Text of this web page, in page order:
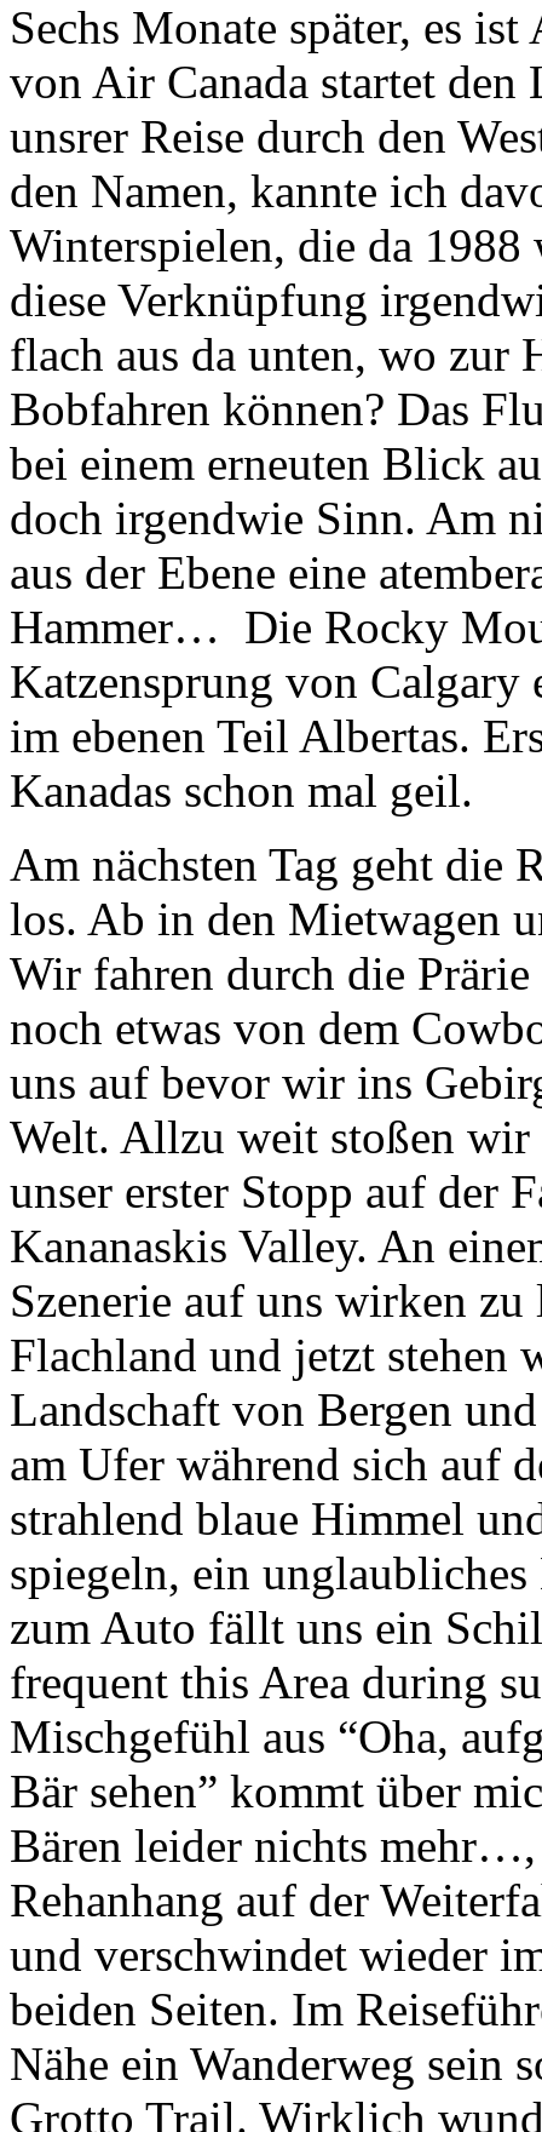
Sechs Monate später, es
von Air Canada startet
unsrer Reise durch den
den Namen, kannte ich
Winterspielen, die da
diese Verknüpfung
flach aus da unten, wo zur
Bobfahren können? Das
bei einem erneuten Blick
doch irgendwie Sinn. Am
aus der Ebene eine
Hammer… Die Rocky
Katzensprung von
im ebenen Teil Albertas.
Kanadas schon mal geil.
Am nächsten Tag geht die
los. Ab in den Mietwagen
Wir fahren durch die
noch etwas von dem
uns auf bevor wir ins
Welt. Allzu weit stoßen wir
unser erster Stopp auf der
Kananaskis Valley. An
Szenerie auf uns wirken
Flachland und jetzt stehen
Landschaft von Bergen
am Ufer während sich auf
strahlend blaue Himmel
spiegeln, ein
zum Auto fällt uns ein
frequent this Area during
Mischgefühl aus “Oha,
Bär sehen” kommt über
Bären leider nichts
Rehanhang auf der
und verschwindet wieder
beiden Seiten. Im
Nähe ein Wanderweg sein
Grotto Trail. Wirklich